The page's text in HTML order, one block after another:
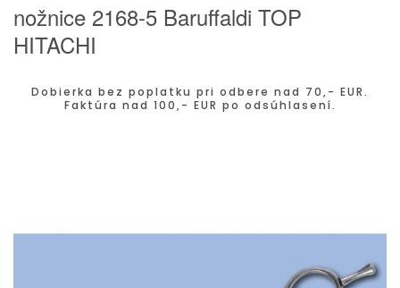
nožnice 2168-5 Baruffaldi TOP
HITACHI
Dobierka bez poplatku pri odbere nad 70,- EUR.
Faktúra nad 100,- EUR po odsúhlasení.